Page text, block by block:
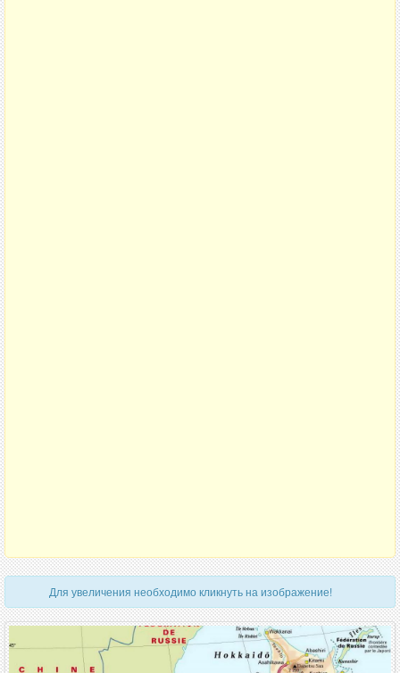
Для увеличения необходимо кликнуть на изображение!